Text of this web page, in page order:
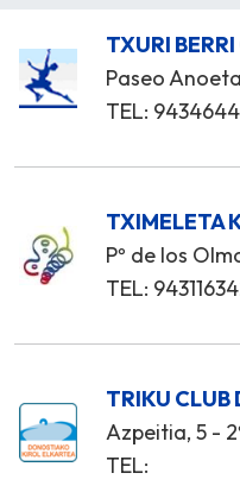
TXURI BERRI
Paseo
TEL:
TXIMELETA
Pº de los
TEL:
TRIKU CLUB
Azpeitia, 5 -
TEL: